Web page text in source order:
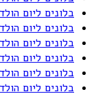
בלונים ליום הולדת
בלונים ליום הולדת
בלונים ליום הולדת
בלונים ליום הולדת
בלונים ליום הולדת
בלונים ליום